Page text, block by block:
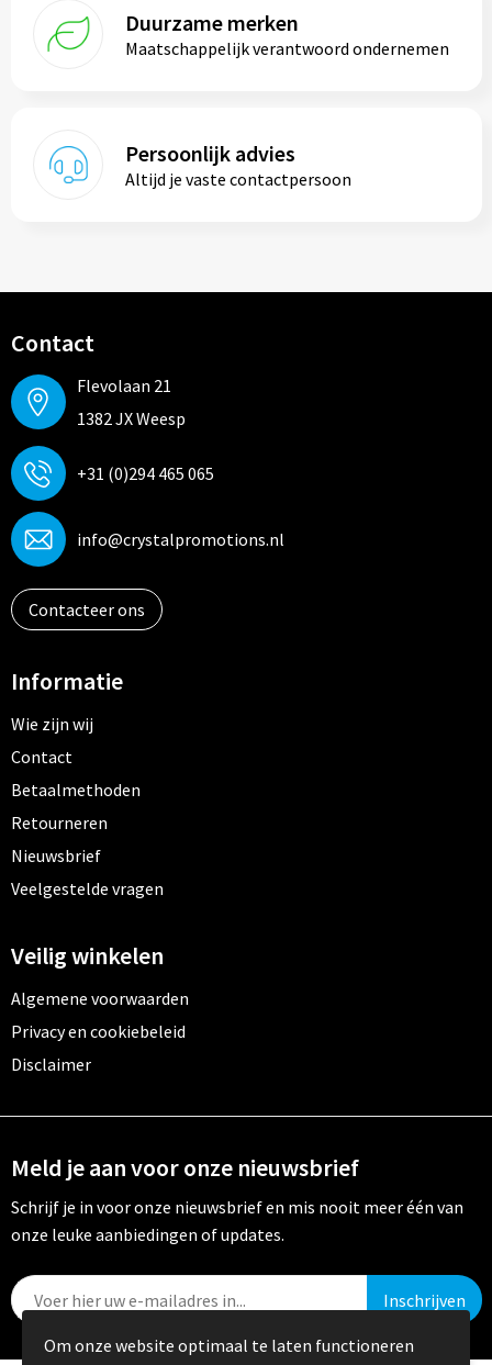
Duurzame merken
Maatschappelijk verantwoord ondernemen
Persoonlijk advies
Altijd je vaste contactpersoon
Contact
Flevolaan 21
1382 JX Weesp
+31 (0)294 465 065
info@crystalpromotions.nl
Contacteer ons
Informatie
Wie zijn wij
Contact
Betaalmethoden
Retourneren
Nieuwsbrief
Veelgestelde vragen
Veilig winkelen
Algemene voorwaarden
Privacy en cookiebeleid
Disclaimer
Meld je aan voor onze nieuwsbrief
Schrijf je in voor onze nieuwsbrief en mis nooit meer één van
onze leuke aanbiedingen of updates.
Om onze website optimaal te laten functioneren